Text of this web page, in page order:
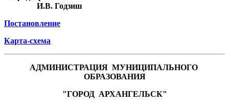
И.В. Годзиш
Постановление
Карта-схема
АДМИНИСТРАЦИЯ МУНИЦИПАЛЬНОГО
ОБРАЗОВАНИЯ
"ГОРОД АРХАНГЕЛЬСК"